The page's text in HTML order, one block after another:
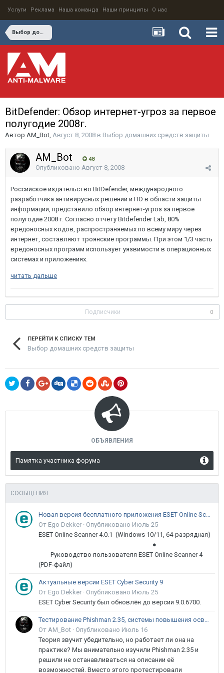
Услуги Реклама Наша команда Наши принципы О нас
Выбор домашних средств защиты
BitDefender: Обзор интернет-угроз за первое
полугодие 2008г.
Автор AM_Bot, Август 8, 2008 в Выбор домашних средств защиты
AM_Bot 48
Опубликовано Август 8, 2008
Российское издательство BitDefender, международного
разработчика антивирусных решений и ПО в области защиты
информации, представило обзор интернет-угроз за первое
полугодие 2008 г. Согласно отчету Bitdefender Lab, 80%
вредоносных кодов, распространяемых по всему миру через
интернет, составляют троянские программы. При этом 1/3 часть
вредоносных программ использует уязвимости в операционных
системах и приложениях.
читать дальше
Подписчики 0
ПЕРЕЙТИ К СПИСКУ ТЕМ
Выбор домашних средств защиты
ОБЪЯВЛЕНИЯ
Памятка участника форума
СООБЩЕНИЯ
Новая версия бесплатного приложения ESET Online Scanner доступна пользователям
От Ego Dekker · Опубликовано Июль 25
ESET Online Scanner 4.0.1 (Windows 10/11, 64-разрядная)
●
Руководство пользователя ESET Online Scanner 4
(PDF-файл)
Актуальные версии ESET Cyber Security 9
От Ego Dekker · Опубликовано Июль 25
ESET Cyber Security был обновлён до версии 9.0.6700.
Тестирование Phishman 2.35, системы повышения осведомлённости пользователей в сфере ИБ
От AM_Bot · Опубликовано Июль 16
Теория звучит убедительно, но работает ли она на
практике? Мы внимательно изучили Phishman 2.35 и
решили не останавливаться на описании её
возможностей. Вместо этого протестировали